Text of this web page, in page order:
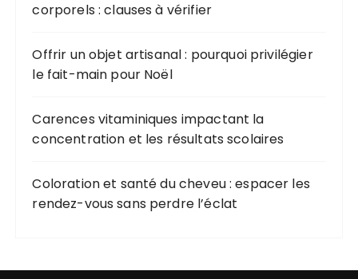
corporels : clauses à vérifier
Offrir un objet artisanal : pourquoi privilégier
le fait-main pour Noël
Carences vitaminiques impactant la
concentration et les résultats scolaires
Coloration et santé du cheveu : espacer les
rendez-vous sans perdre l’éclat